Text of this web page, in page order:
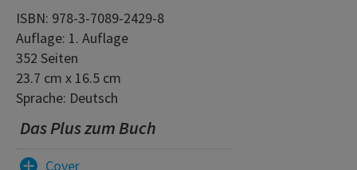
ISBN: 978-3-7089-2429-8
Auflage: 1. Auflage
352 Seiten
23.7 cm x 16.5 cm
Sprache: Deutsch
Das Plus zum Buch
Cover